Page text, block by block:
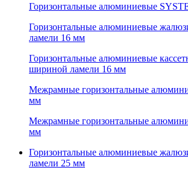
Горизонтальные алюминиевые
Горизонтальные алюминиевые
ламели 16 мм
Горизонтальные алюминиевые
шириной ламели 16 мм
Межрамные горизонтальные
мм
Межрамные горизонтальные
мм
Горизонтальные алюминиевые
ламели 25 мм